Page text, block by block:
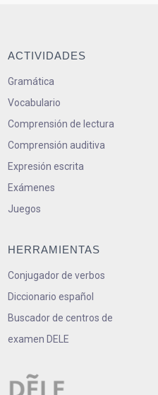
ACTIVIDADES
Gramática
Vocabulario
Comprensión de lectura
Comprensión auditiva
Expresión escrita
Exámenes
Juegos
HERRAMIENTAS
Conjugador de verbos
Diccionario español
Buscador de centros de
examen DELE